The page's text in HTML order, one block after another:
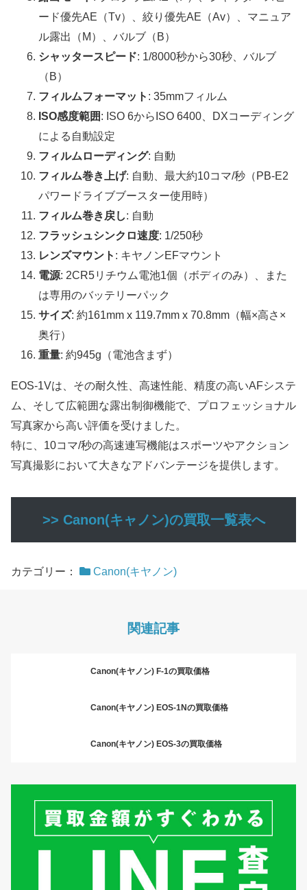
ード優先AE（Tv）、絞り優先AE（Av）、マニュア
ル露出（M）、バルブ（B）
シャッタースピード: 1/8000秒から30秒、バルブ
（B）
フィルムフォーマット : 35mmフィルム
ISO感度範囲: ISO 6からISO 6400、DXコーディング
による自動設定
フィルムローディング: 自動
フィルム巻き上げ: 自動、最大約10コマ/秒（PB-E2
パワードライブブースター使用時）
フィルム巻き戻し: 自動
フラッシュシンクロ速度: 1/250秒
レンズマウント : キヤノンEFマウント
電源: 2CR5リチウム電池1個（ボディのみ）、また
は専用のバッテリーパック
サイズ: 約161mm x 119.7mm x 70.8mm（幅×高さ×
奥行）
重量: 約945g（電池含まず）
EOS-1Vは、その耐久性、高速性能、精度の高いAFシステ
ム、そして広範囲な露出制御機能で、プロフェッショナル
写真家から高い評価を受けました。
特に、10コマ/秒の高速連写機能はスポーツやアクション
写真撮影において大きなアドバンテージを提供します。
>> Canon(キャノン)の買取一覧表へ
カテゴリー： Canon(キヤノン)
関連記事
Canon(キヤノン) F-1の買取価格
Canon(キヤノン) EOS-1Nの買取価格
Canon(キヤノン) EOS-3の買取価格